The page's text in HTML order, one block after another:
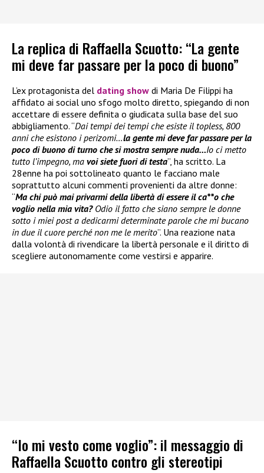
La replica di Raffaella Scuotto: “La gente
mi deve far passare per la poco di buono”
L’ex protagonista del dating show di Maria De Filippi ha
affidato ai social uno sfogo molto diretto, spiegando di non
accettare di essere definita o giudicata sulla base del suo
abbigliamento. “Dai tempi dei tempi che esiste il topless, 800
anni che esistono i perizomi…la gente mi deve far passare per la
poco di buono di turno che si mostra sempre nuda…Io ci metto
tutto l’impegno, ma voi siete fuori di testa”, ha scritto. La
28enne ha poi sottolineato quanto le facciano male
soprattutto alcuni commenti provenienti da altre donne:
“Ma chi può mai privarmi della libertà di essere il ca**o che
voglio nella mia vita? Odio il fatto che siano sempre le donne
sotto i miei post a dedicarmi determinate parole che mi bucano
in due il cuore perché non me le merito”. Una reazione nata
dalla volontà di rivendicare la libertà personale e il diritto di
scegliere autonomamente come vestirsi e apparire.
“Io mi vesto come voglio”: il messaggio di
Raffaella Scuotto contro gli stereotipi